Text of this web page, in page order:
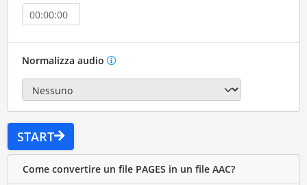
Normalizza audio
START
Come convertire un file PAGES in un file AAC?